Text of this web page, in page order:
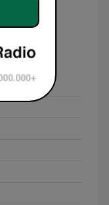
Frekvenser Chada FM (شدى فم):